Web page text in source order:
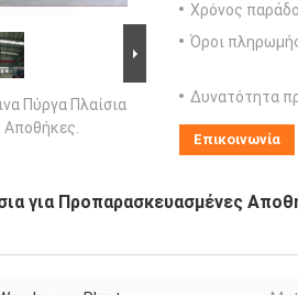
Πύργα Πλαίσια
Αποθήκες.
Χρόνος
Όροι
Δυνατότητα
Επικοινωνία
για Προπαρασκευασμένες